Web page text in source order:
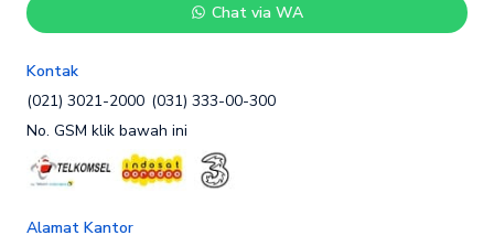
Chat via WA
Kontak
(021) 3021-2000 (031) 333-00-300
No. GSM klik bawah ini
Alamat Kantor